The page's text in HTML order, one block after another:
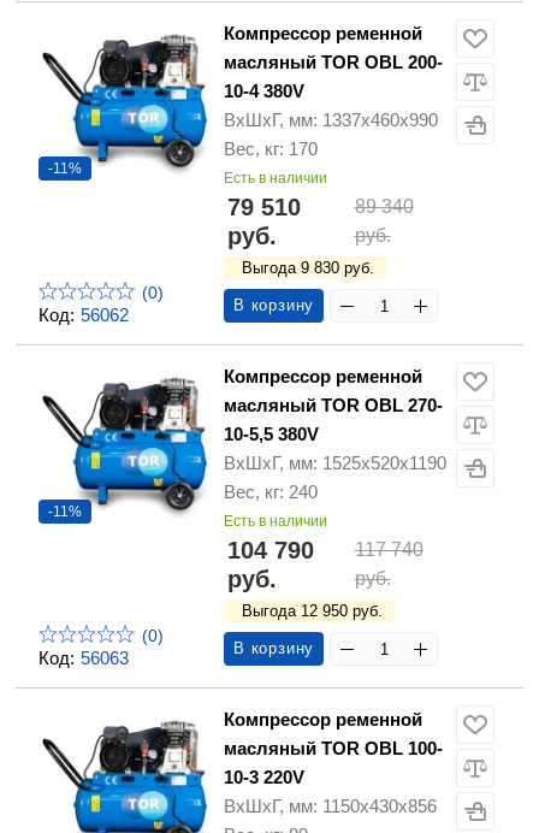
Код: 56062
-11%
(0)
Компрессор ременной
масляный TOR OBL 200-
10-4 380V
ВхШхГ, мм: 1337х460х990
Вес, кг: 170
Есть в наличии
79 510
руб.
89 340
руб.
Выгода 9 830 руб.
В корзину
Код: 56063
-11%
(0)
Компрессор ременной
масляный TOR OBL 270-
10-5,5 380V
ВхШхГ, мм: 1525х520х1190
Вес, кг: 240
Есть в наличии
104 790
руб.
117 740
руб.
Выгода 12 950 руб.
В корзину
Компрессор ременной
масляный TOR OBL 100-
10-3 220V
ВхШхГ, мм: 1150х430х856